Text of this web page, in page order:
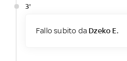
3'
Fallo subito da Dzeko E.